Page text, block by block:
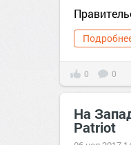
0 0
На
Patriot